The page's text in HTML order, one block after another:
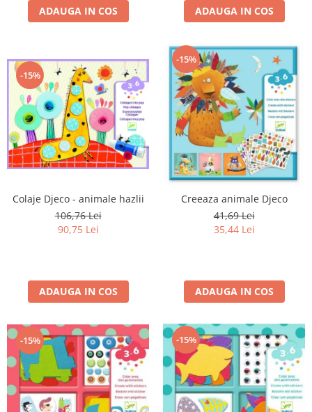
ADAUGA IN COS ADAUGA IN COS
-15%
Colaje Djeco - animale hazlii
106,76 Lei
90,75 Lei
ADAUGA IN COS
-15%
Creeaza animale Djeco
41,69 Lei
35,44 Lei
ADAUGA IN COS
-15% -15%